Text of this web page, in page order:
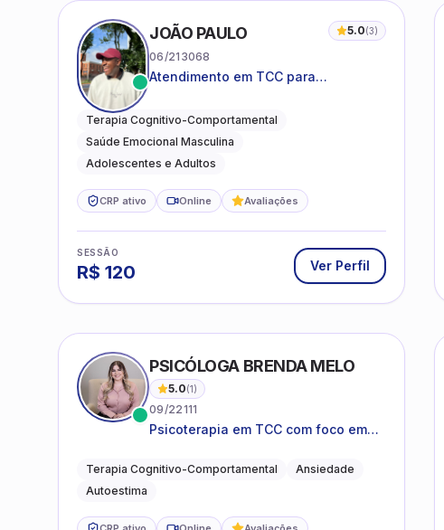
JOÃO PAULO 5.0(3)
06/213068
Atendimento em TCC para
desenvolvimento de autonomia
emocional
Terapia Cognitivo-Comportamental
Saúde Emocional Masculina
Adolescentes e Adultos
CRP ativo Online Avaliações
SESSÃO
R$ 120 Ver Perfil
PSICÓLOGA BRENDA MELO
5.0(1)
09/22111
Psicoterapia em TCC com foco em
práticas para o cotidiano
Terapia Cognitivo-Comportamental
Ansiedade
Autoestima